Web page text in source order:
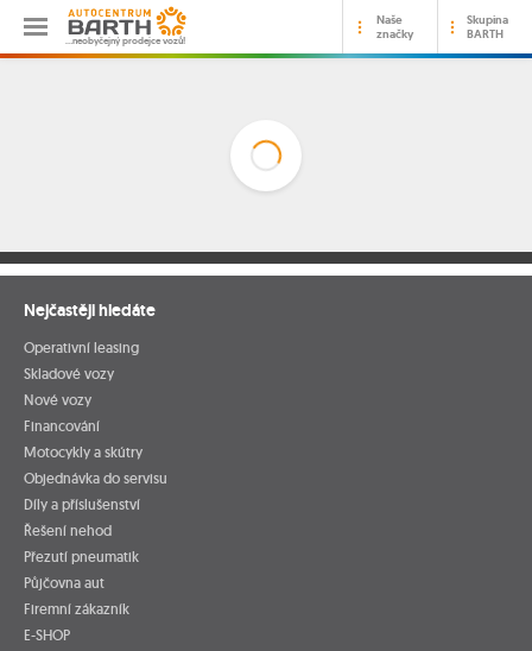
…neobyčejný prodejce vozů!
Naše
značky
Skupina
BARTH
Nejčastěji hledáte
Operativní leasing
Skladové vozy
Nové vozy
Financování
Motocykly a skútry
Objednávka do servisu
Díly a příslušenství
Řešení nehod
Přezutí pneumatik
Půjčovna aut
Firemní zákazník
E-SHOP